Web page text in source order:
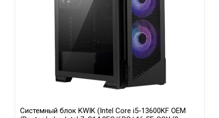
Системный блок KWIK (Intel Core i5-13600KF OEM